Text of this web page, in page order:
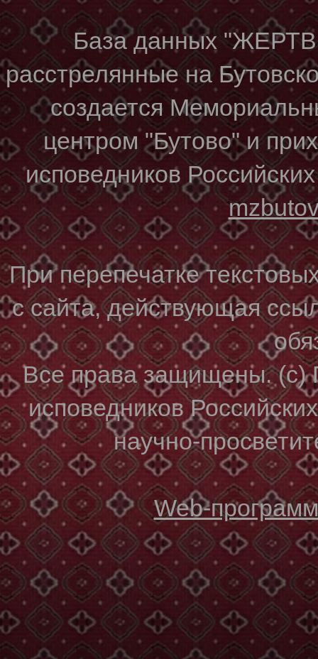
База данных
расстрелянные на
создается
центром "Бутово" и
исповедников
При перепечатке
с сайта, действующая
Все права защищены. (с)
исповедников
научно-
Web-